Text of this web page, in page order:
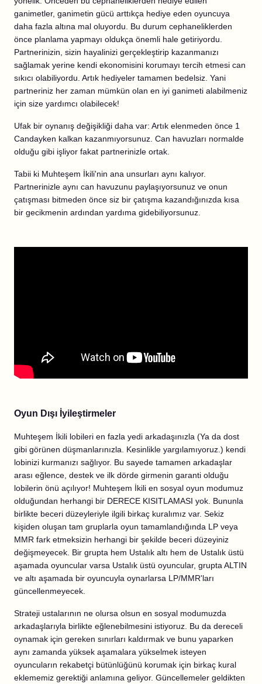
ganimetler, ganimetin gücü arttıkça hediye eden oyuncuya
daha fazla altına mal oluyordu. Bu durum cephaneliklerden
önce planlama yapmayı oldukça önemli hale getiriyordu.
Partnerinizin, sizin hayalinizi gerçekleştirip kazanmanızı
sağlamak yerine kendi ekonomisini korumayı tercih etmesi can
sıkıcı olabiliyordu. Artık hediyeler tamamen bedelsiz. Yani
partneriniz her zaman mümkün olan en iyi ganimeti alabilmeniz
için size yardımcı olabilecek!
Ufak bir oynanış değişikliği daha var: Artık elenmeden önce 1
Candayken kalkan kazanmıyorsunuz. Can havuzları normalde
olduğu gibi işliyor fakat partnerinizle ortak.
Tabii ki Muhteşem İkili'nin ana unsurları aynı kalıyor.
Partnerinizle aynı can havuzunu paylaşıyorsunuz ve onun
çatışması bitmeden önce siz bir çatışma kazandığınızda kısa
bir gecikmenin ardından yardıma gidebiliyorsunuz.
Oyun Dışı İyileştirmeler
Muhteşem İkili lobileri en fazla yedi arkadaşınızla (Ya da dost
gibi görünen düşmanlarınızla. Kesinlikle yargılamıyoruz.) kendi
lobinizi kurmanızı sağlıyor. Bu sayede tamamen arkadaşlar
arası eğlence, destek ve ilk dörde girmenin garanti olduğu
lobilerin önü açılıyor! Muhteşem İkili en sosyal oyun modumuz
olduğundan herhangi bir DERECE KISITLAMASI yok. Bununla
birlikte beceri düzeyleriyle ilgili birkaç kuralımız var. Sekiz
kişiden oluşan tam gruplarla oyun tamamlandığında LP veya
MMR fark etmeksizin herhangi bir şekilde beceri düzeyiniz
değişmeyecek. Bir grupta hem Ustalık altı hem de Ustalık üstü
aşamada oyuncular varsa Ustalık üstü oyuncular, grupta ALTIN
ve altı aşamada bir oyuncuyla oynarlarsa LP/MMR'ları
güncellenmeyecek.
Strateji ustalarının ne olursa olsun en sosyal modumuzda
arkadaşlarıyla birlikte eğlenebilmesini istiyoruz. Bu da dereceli
oynamak için gereken sınırları kaldırmak ve bunu yaparken
aynı zamanda yüksek aşamalara yükselmek isteyen
oyuncuların rekabetçi bütünlüğünü korumak için birkaç kural
eklememiz gerektiği anlamına geliyor. Güncellemeler geldikten